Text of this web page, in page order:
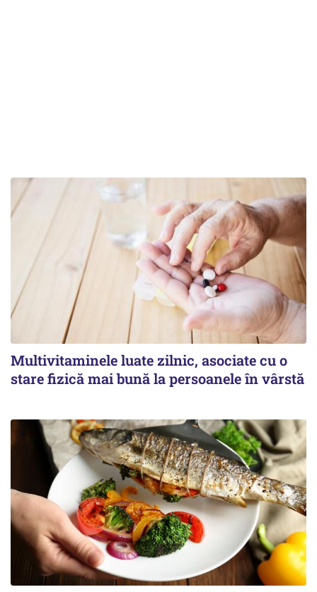
Multivitaminele luate zilnic, asociate cu o
stare fizică mai bună la persoanele în vârstă